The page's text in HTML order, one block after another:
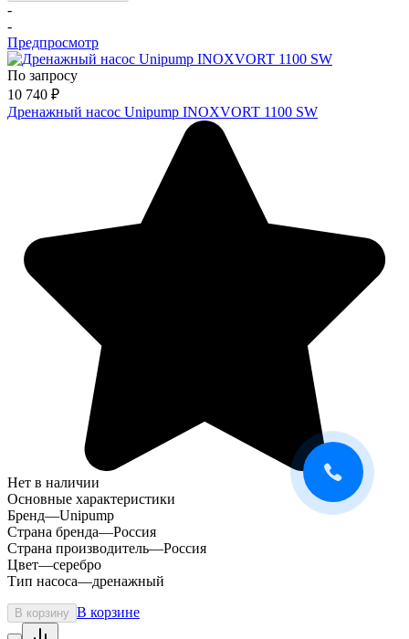
-
-
Предпросмотр
По запросу
10 740 ₽
Дренажный насос Unipump INOXVORT 1100 SW
Нет в наличии
Основные характеристики
Бренд—Unipump
Страна бренда—Россия
Страна производитель—Россия
Цвет—серебро
Тип насоса—дренажный
В корзину В корзине